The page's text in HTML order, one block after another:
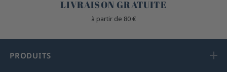
LIVRAISON GRATUITE
à partir de 80 €
PRODUITS